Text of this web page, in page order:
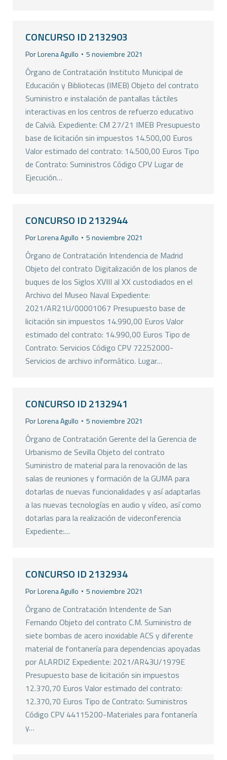
CONCURSO ID 2132903
PorLorena Agullo 5 noviembre 2021
Órgano de Contratación Instituto Municipal de
Educación y Bibliotecas (IMEB) Objeto del contrato
Suministro e instalación de pantallas táctiles
interactivas en los centros de refuerzo educativo
de Calvià. Expediente: CM 27/21 IMEB Presupuesto
base de licitación sin impuestos 14.500,00 Euros
Valor estimado del contrato: 14.500,00 Euros Tipo
de Contrato: Suministros Código CPV Lugar de
Ejecución…
CONCURSO ID 2132944
PorLorena Agullo 5 noviembre 2021
Órgano de Contratación Intendencia de Madrid
Objeto del contrato Digitalización de los planos de
buques de los Siglos XVIII al XX custodiados en el
Archivo del Museo Naval Expediente:
2021/AR21U/00001067 Presupuesto base de
licitación sin impuestos 14.990,00 Euros Valor
estimado del contrato: 14.990,00 Euros Tipo de
Contrato: Servicios Código CPV 72252000-
Servicios de archivo informático. Lugar…
CONCURSO ID 2132941
PorLorena Agullo 5 noviembre 2021
Órgano de Contratación Gerente del la Gerencia de
Urbanismo de Sevilla Objeto del contrato
Suministro de material para la renovación de las
salas de reuniones y formación de la GUMA para
dotarlas de nuevas funcionalidades y así adaptarlas
a las nuevas tecnologías en audio y vídeo, así como
dotarlas para la realización de videconferencia
Expediente:…
CONCURSO ID 2132934
PorLorena Agullo 5 noviembre 2021
Órgano de Contratación Intendente de San
Fernando Objeto del contrato C.M. Suministro de
siete bombas de acero inoxidable ACS y diferente
material de fontanería para dependencias apoyadas
por ALARDIZ Expediente: 2021/AR43U/1979E
Presupuesto base de licitación sin impuestos
12.370,70 Euros Valor estimado del contrato:
12.370,70 Euros Tipo de Contrato: Suministros
Código CPV 44115200-Materiales para fontanería
y…